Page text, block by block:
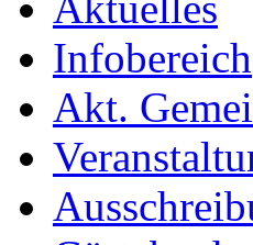
Infobereich
Akt.